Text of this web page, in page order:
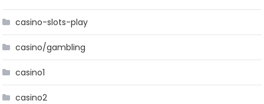
casino-slots-play
casino/gambling
casino1
casino2